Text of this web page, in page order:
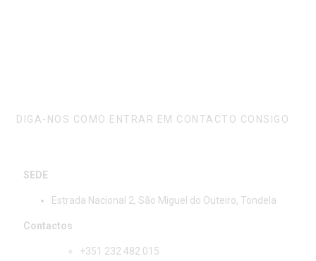
DIGA-NOS COMO ENTRAR EM CONTACTO CONSIGO
SEDE
Estrada Nacional 2, São Miguel do Outeiro, Tondela
Contactos
+351 232 482 015